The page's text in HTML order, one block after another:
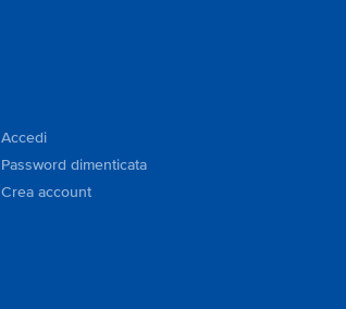
Accedi
Password dimenticata
Crea account